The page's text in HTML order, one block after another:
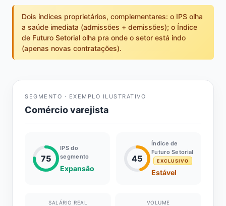
Dois índices proprietários, complementares: o IPS olha
a saúde imediata (admissões + demissões); o Índice
de Futuro Setorial olha pra onde o setor está indo
(apenas novas contratações).
SEGMENTO · EXEMPLO ILUSTRATIVO
Comércio varejista
75
IPS do
segmento
Expansão
45
Índice de
Futuro Setorial
EXCLUSIVO
Estável
SALÁRIO REAL VOLUME